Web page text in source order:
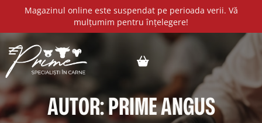
Magazinul online este suspendat pe perioada verii. Vă
mulțumim pentru înțelegere!
AUTOR: PRIME ANGUS